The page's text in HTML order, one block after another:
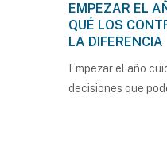
EMPEZAR EL
QUÉ LOS
LA DIFERENCIA
Empezar el año
decisiones que